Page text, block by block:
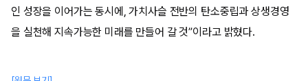
인 성장을 이어가는 동시에, 가치사슬 전반의 탄소중립과 상생경영
을 실천해 지속가능한 미래를 만들어 갈 것”이라고 밝혔다.